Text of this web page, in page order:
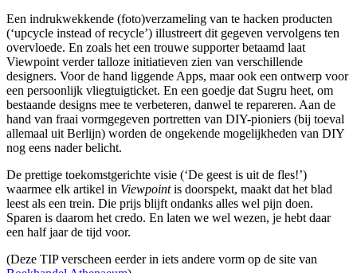
Een indrukwekkende (foto)verzameling van te hacken producten
(‘upcycle instead of recycle’) illustreert dit gegeven vervolgens ten
overvloede. En zoals het een trouwe supporter betaamd laat
Viewpoint verder talloze initiatieven zien van verschillende
designers. Voor de hand liggende Apps, maar ook een ontwerp voor
een persoonlijk vliegtuigticket. En een goedje dat Sugru heet, om
bestaande designs mee te verbeteren, danwel te repareren. Aan de
hand van fraai vormgegeven portretten van DIY-pioniers (bij toeval
allemaal uit Berlijn) worden de ongekende mogelijkheden van DIY
nog eens nader belicht.
De prettige toekomstgerichte visie (‘De geest is uit de fles!’)
waarmee elk artikel in Viewpointis doorspekt, maakt dat het blad
leest als een trein. Die prijs blijft ondanks alles wel pijn doen.
Sparen is daarom het credo. En laten we wel wezen, je hebt daar
een half jaar de tijd voor.
(Deze TIP verscheen eerder in iets andere vorm op de site van